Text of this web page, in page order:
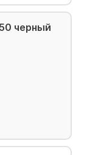
черный